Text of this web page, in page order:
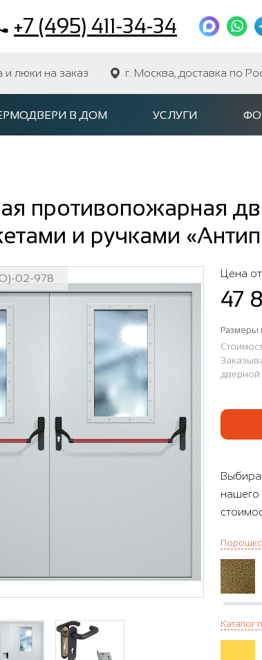
+7 (495) 411-34-34
люки на заказ г. Москва, доставка по
В ДОМ УСЛУГИ
противопожарная
и ручками
02-978 Цена от
47
Размеры
дверной
нашего
Каталог